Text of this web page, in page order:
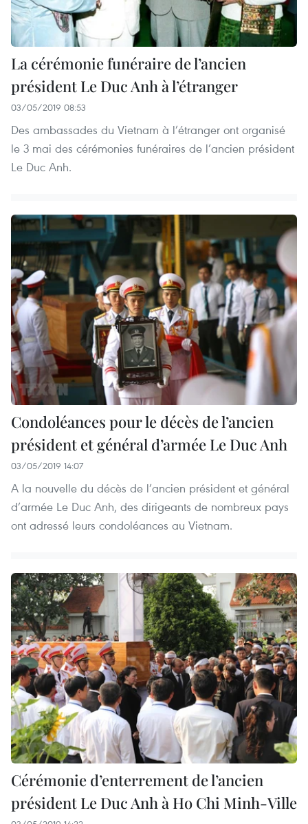
La cérémonie funéraire de l’ancien
président Le Duc Anh à l’étranger
03/05/2019 08:53
Des ambassades du Vietnam à l’étranger ont organisé
le 3 mai des cérémonies funéraires de l’ancien président
Le Duc Anh.
Condoléances pour le décès de l’ancien
président et général d’armée Le Duc Anh
03/05/2019 14:07
A la nouvelle du décès de l’ancien président et général
d’armée Le Duc Anh, des dirigeants de nombreux pays
ont adressé leurs condoléances au Vietnam.
Cérémonie d’enterrement de l’ancien
président Le Duc Anh à Ho Chi Minh-Ville